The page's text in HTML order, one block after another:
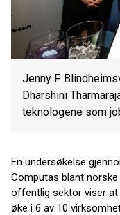
Jenny F.
Dharshini
teknologene som
En undersøkelse
Computas blant
offentlig sektor viser at
øke i 6 av 10